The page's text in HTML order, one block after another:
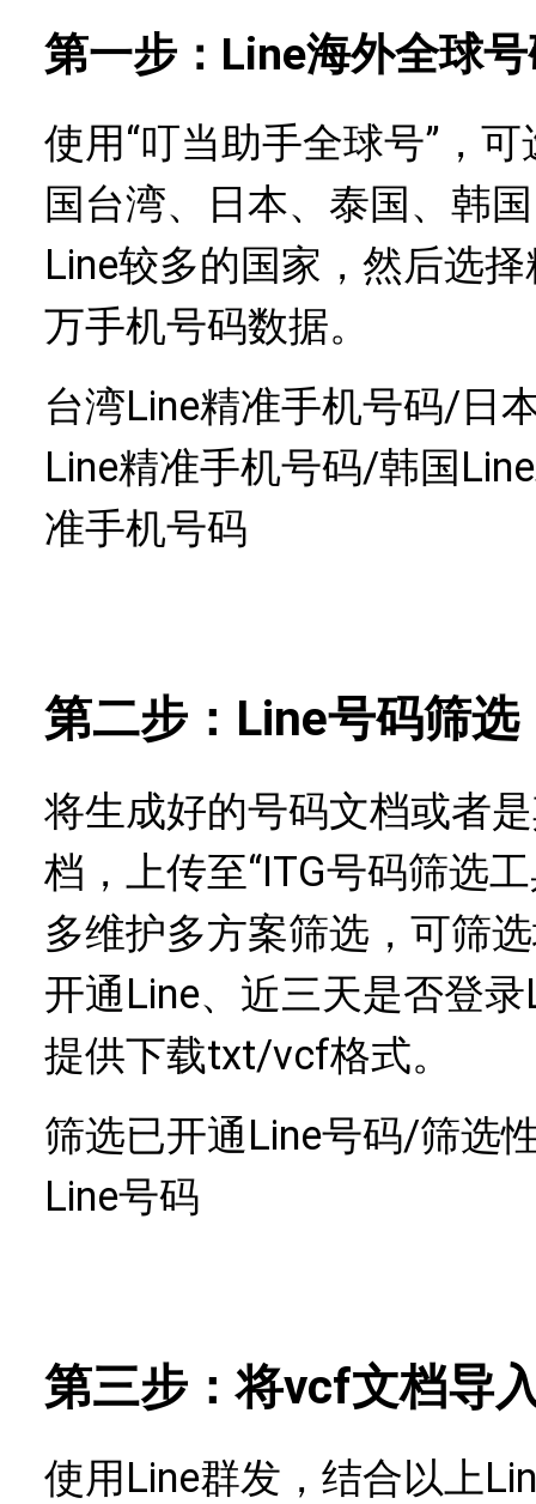
第一步：Line海外全球
使用“叮当助手全球号”，
国台湾、日本、泰国、韩
Line较多的国家，然后选
万手机号码数据。
台湾Line精准手机号码/日
Line精准手机号码/韩国
准手机号码
第二步：Line号码筛选
将生成好的号码文档或者
档，上传至“ITG号码筛选
多维护多方案筛选，可筛
开通Line、近三天是否登
提供下载txt/vcf格式。
筛选已开通Line号码/筛选
Line号码
第三步：将vcf文档导
使用Line群发，结合以上